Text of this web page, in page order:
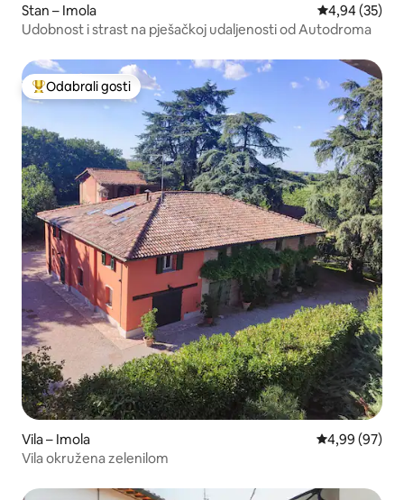
Stan – Imola Prosječna
4,94 (35)
Udobnost i strast na pješačkoj udaljenosti od Autodroma
Među najviše rangiranima s oznakom „Odabrali gosti”
Odabrali gosti
Vila – Imola Prosječna
4,99 (97)
Vila okružena zelenilom